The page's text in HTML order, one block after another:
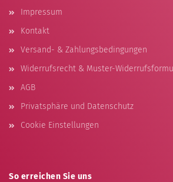
Impressum
Kontakt
Versand- & Zahlungsbedingungen
Widerrufsrecht & Muster-
AGB
Privatsphäre und Datenschutz
Cookie Einstellungen
So erreichen Sie uns